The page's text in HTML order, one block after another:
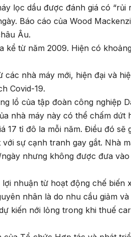
lọc dầu được đánh giá có “rủi
Báo cáo của Wood
Âu.
kể từ năm 2009. Hiện có
nhà máy mới, hiện đại và
Covid-19.
lồ của tập đoàn công nghiệp
nhà máy này có thể chấm dứt
17 tỉ đô la mỗi năm. Điều đó sẽ
sự cạnh tranh gay gắt. Nhà
nhưng không được đưa
nhuận từ hoạt động chế biến
nhân là do nhu cầu giảm
kiến nới lỏng trong khi thuế